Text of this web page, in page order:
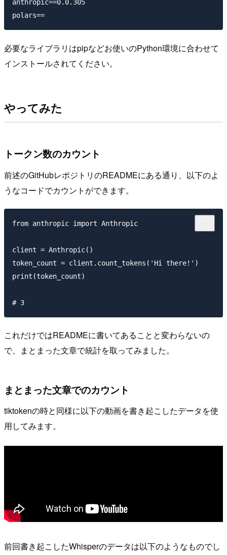
anthropic==0.0.305
必要なライブラリはpipなどお使いのPython環境に合わせて
インストールされてください。
やってみた
トークン数のカウント
前述のGitHubレポジトリのREADMEにある通り、以下のよ
うなコードでカウントができます。
from anthropic import Anthropic
client = Anthropic()
token_count = client.count_tokens('Hi there!')
print(token_count)
これだけではREADMEに書いてあることと変わらないの
で、まとまった文章で統計を取ってみました。
まとまった文章でのカウント
tiktokenの時と同様に以下の動画を書き起こしたデータを使
用してみます。
前回書き起こしたWhisperのデータは以下のようなものでし